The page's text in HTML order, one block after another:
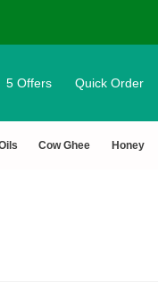
5 Offers Quick Order
Cow Ghee Honey